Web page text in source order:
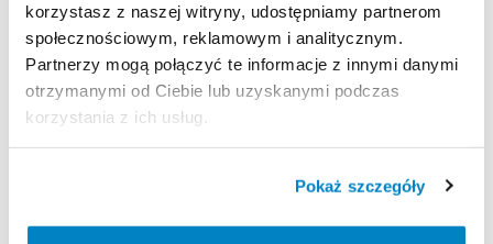
korzystasz z naszej witryny, udostępniamy partnerom
społecznościowym, reklamowym i analitycznym.
Partnerzy mogą połączyć te informacje z innymi danymi
otrzymanymi od Ciebie lub uzyskanymi podczas
korzystania z ich usług.
Pokaż szczegóły
Zestaw zawiera:
- deskę SUP
- pagaj
- pompkę
leash